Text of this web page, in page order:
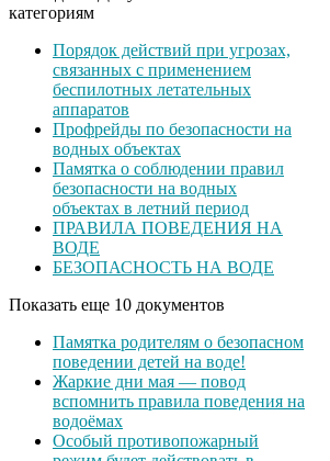
категориям
Порядок действий при угрозах,
связанных с применением
беспилотных летательных
аппаратов
Профрейды по безопасности на
водных объектах
Памятка о соблюдении правил
безопасности на водных
объектах в летний период
ПРАВИЛА ПОВЕДЕНИЯ НА
ВОДЕ
БЕЗОПАСНОСТЬ НА ВОДЕ
Показать еще 10 документов
Памятка родителям о безопасном
поведении детей на воде!
Жаркие дни мая — повод
вспомнить правила поведения на
водоёмах
Особый противопожарный